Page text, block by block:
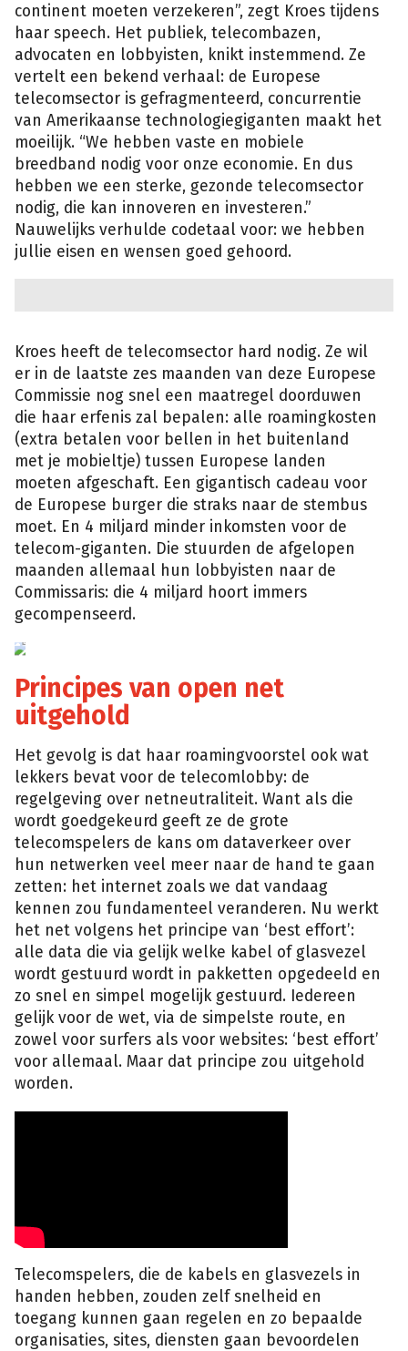
continent moeten verzekeren”, zegt Kroes tijdens
haar speech. Het publiek, telecombazen,
advocaten en lobbyisten, knikt instemmend. Ze
vertelt een bekend verhaal: de Europese
telecomsector is gefragmenteerd, concurrentie
van Amerikaanse technologiegiganten maakt het
moeilijk. “We hebben vaste en mobiele
breedband nodig voor onze economie. En dus
hebben we een sterke, gezonde telecomsector
nodig, die kan innoveren en investeren.”
Nauwelijks verhulde codetaal voor: we hebben
jullie eisen en wensen goed gehoord.
Kroes heeft de telecomsector hard nodig. Ze wil
er in de laatste zes maanden van deze Europese
Commissie nog snel een maatregel doorduwen
die haar erfenis zal bepalen: alle roamingkosten
(extra betalen voor bellen in het buitenland
met je mobieltje) tussen Europese landen
moeten afgeschaft. Een gigantisch cadeau voor
de Europese burger die straks naar de stembus
moet. En 4 miljard minder inkomsten voor de
telecom-giganten. Die stuurden de afgelopen
maanden allemaal hun lobbyisten naar de
Commissaris: die 4 miljard hoort immers
gecompenseerd.
Principes van open net
uitgehold
Het gevolg is dat haar roamingvoorstel ook wat
lekkers bevat voor de telecomlobby: de
regelgeving over netneutraliteit. Want als die
wordt goedgekeurd geeft ze de grote
telecomspelers de kans om dataverkeer over
hun netwerken veel meer naar de hand te gaan
zetten: het internet zoals we dat vandaag
kennen zou fundamenteel veranderen. Nu werkt
het net volgens het principe van ‘best effort’:
alle data die via gelijk welke kabel of glasvezel
wordt gestuurd wordt in pakketten opgedeeld en
zo snel en simpel mogelijk gestuurd. Iedereen
gelijk voor de wet, via de simpelste route, en
zowel voor surfers als voor websites: ‘best effort’
voor allemaal. Maar dat principe zou uitgehold
worden.
Telecomspelers, die de kabels en glasvezels in
handen hebben, zouden zelf snelheid en
toegang kunnen gaan regelen en zo bepaalde
organisaties, sites, diensten gaan bevoordelen